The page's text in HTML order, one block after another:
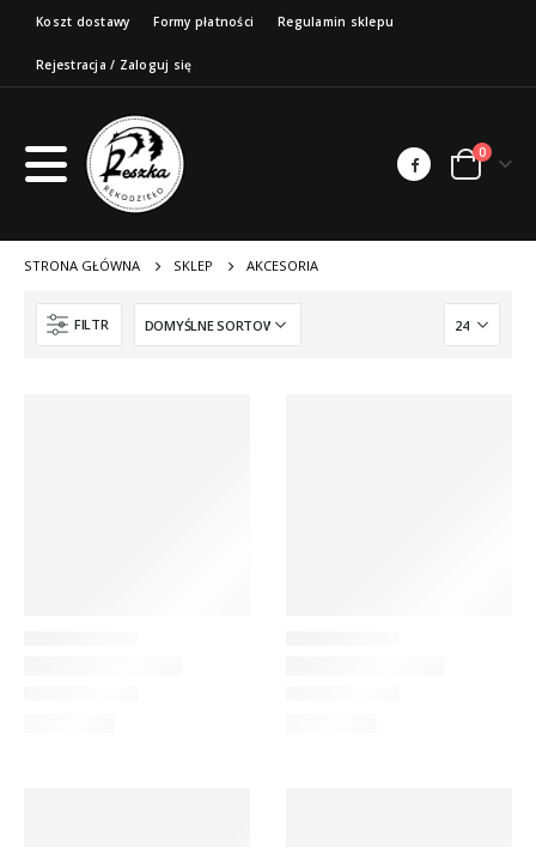
Koszt dostawy Formy płatności Regulamin sklepu
Rejestracja / Zaloguj się
0
STRONA GŁÓWNA SKLEP AKCESORIA
FILTR